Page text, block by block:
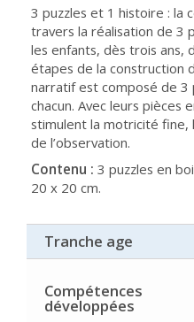
3 puzzles et 1 histoire : la
travers la réalisation de 3
les enfants, dès trois ans,
étapes de la construction
narratif est composé de 3
chacun. Avec leurs pièces
stimulent la motricité fine,
de l’observation.
Contenu : 3 puzzles en
20 x 20 cm.
Tranche age
Compétences
développées